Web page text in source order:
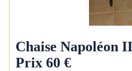
Chaise Napoléon
Prix 60 €